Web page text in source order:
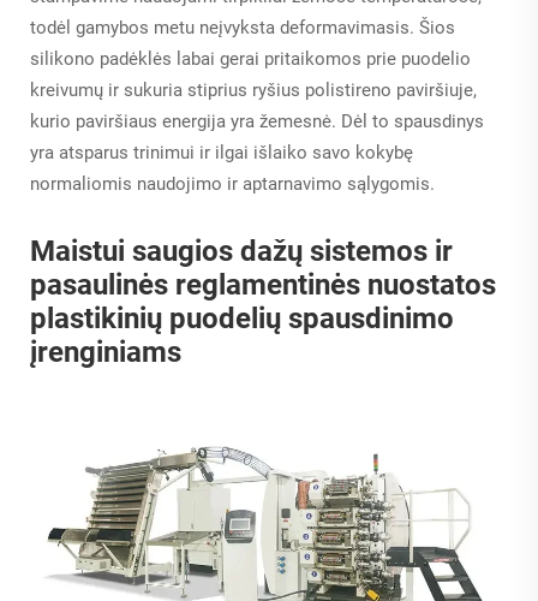
todėl gamybos metu neįvyksta deformavimasis. Šios
silikono padėklės labai gerai pritaikomos prie puodelio
kreivumų ir sukuria stiprius ryšius polistireno paviršiuje,
kurio paviršiaus energija yra žemesnė. Dėl to spausdinys
yra atsparus trinimui ir ilgai išlaiko savo kokybę
normaliomis naudojimo ir aptarnavimo sąlygomis.
Maistui saugios dažų sistemos ir
pasaulinės reglamentinės nuostatos
plastikinių puodelių spausdinimo
įrenginiams